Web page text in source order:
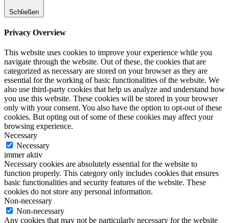
Schließen
Privacy Overview
This website uses cookies to improve your experience while you
navigate through the website. Out of these, the cookies that are
categorized as necessary are stored on your browser as they are
essential for the working of basic functionalities of the website. We
also use third-party cookies that help us analyze and understand how
you use this website. These cookies will be stored in your browser
only with your consent. You also have the option to opt-out of these
cookies. But opting out of some of these cookies may affect your
browsing experience.
Necessary
Necessary
immer aktiv
Necessary cookies are absolutely essential for the website to
function properly. This category only includes cookies that ensures
basic functionalities and security features of the website. These
cookies do not store any personal information.
Non-necessary
Non-necessary
Any cookies that may not be particularly necessary for the website